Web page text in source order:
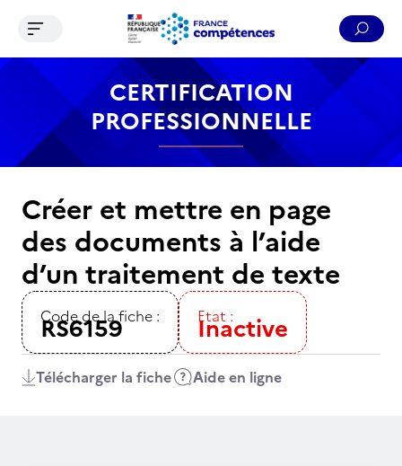
Contenu Recherche Menu Pied de page
Ouvrir le menu de navigation
CERTIFICATION
PROFESSIONNELLE
Créer et mettre en page
des documents à l’aide
d’un traitement de texte
Code de la fiche :
RS6159 Etat :
Inactive
Télécharger la fiche Aide en ligne